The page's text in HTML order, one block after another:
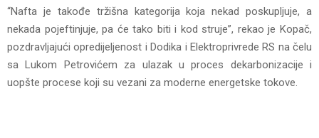
“Nafta je takođe tržišna kategorija koja nekad poskupljuje, a
nekada pojeftinjuje, pa će tako biti i kod struje”, rekao je Kopač,
pozdravljajući opredijeljenost i Dodika i Elektroprivrede RS na čelu
sa Lukom Petrovićem za ulazak u proces dekarbonizacije i
uopšte procese koji su vezani za moderne energetske tokove.